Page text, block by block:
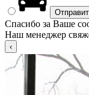
Спасибо за Ваше
Наш менеджер